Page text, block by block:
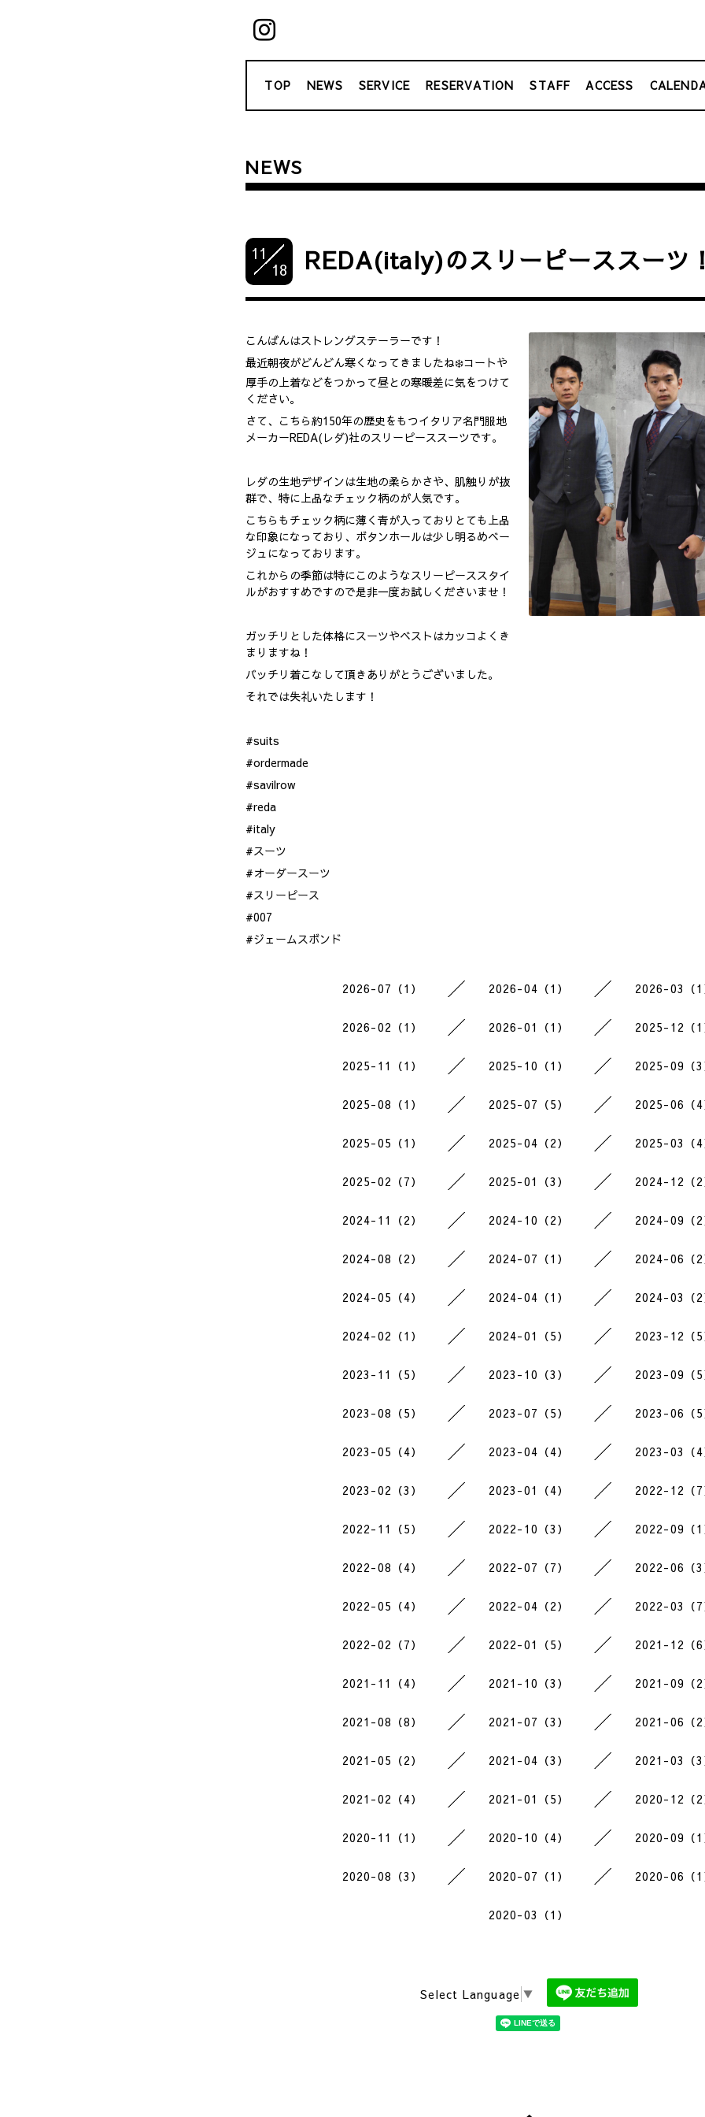
TOP NEWS SERVICE RESERVATION STAFF ACCESS
NEWS
11
18
REDA(italy)のスリーピーススーツ！
こんばんはストレングステーラーです！
最近朝夜がどんどん寒くなってきましたね❄️コートや
厚手の上着などをつかって昼との寒暖差に気をつけて
ください。
さて、こちら約150年の歴史をもつイタリア名門服地
メーカーREDA(レダ)社のスリーピーススーツです。
レダの生地デザインは生地の柔らかさや、肌触りが抜
群で、特に上品なチェック柄のが人気です。
こちらもチェック柄に薄く青が入っておりとても上品
な印象になっており、ボタンホールは少し明るめベー
ジュになっております。
これからの季節は特にこのようなスリーピーススタイ
ルがおすすめですので是非一度お試しくださいませ！
ガッチリとした体格にスーツやベストはカッコよくき
まりますね！
バッチリ着こなして頂きありがとうございました。
それでは失礼いたします！
#suits
#ordermade
#savilrow
#reda
#italy
#スーツ
#オーダースーツ
#スリーピース
#007
#ジェームスボンド
2026-07（1） 2026-04（1） 2026-03（1
2026-02（1） 2026-01（1） 2025-12（1
2025-11（1） 2025-10（1） 2025-09（3
2025-08（1） 2025-07（5） 2025-06（4
2025-05（1） 2025-04（2） 2025-03（4
2025-02（7） 2025-01（3） 2024-12（2
2024-11（2） 2024-10（2） 2024-09（2
2024-08（2） 2024-07（1） 2024-06（2
2024-05（4） 2024-04（1） 2024-03（2
2024-02（1） 2024-01（5） 2023-12（5
2023-11（5） 2023-10（3） 2023-09（5
2023-08（5） 2023-07（5） 2023-06（5
2023-05（4） 2023-04（4） 2023-03（4
2023-02（3） 2023-01（4） 2022-12（7
2022-11（5） 2022-10（3） 2022-09（1
2022-08（4） 2022-07（7） 2022-06（3
2022-05（4） 2022-04（2） 2022-03（7
2022-02（7） 2022-01（5） 2021-12（6
2021-11（4） 2021-10（3） 2021-09（2
2021-08（8） 2021-07（3） 2021-06（2
2021-05（2） 2021-04（3） 2021-03（3
2021-02（4） 2021-01（5） 2020-12（2
2020-11（1） 2020-10（4） 2020-09（1
2020-08（3） 2020-07（1） 2020-06（1
2020-03（1）
Select Language ▼